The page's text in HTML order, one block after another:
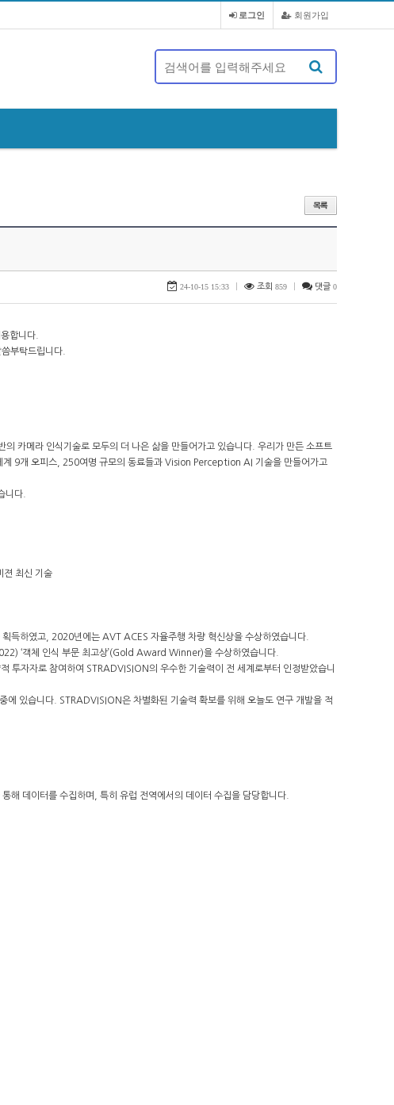
회원가입
로그인
24-10-15 15:33 조회 859 댓글 0
합니다.
부탁드립니다.
메라 인식기술로 모두의 더 나은 삶을 만들어가고 있습니다. 우리가 만든 소프트
계 9개 오피스, 250여명 규모의 동료들과 Vision Perception AI 기술을 만들어가고
니다.
최신 기술
득하였고, 2020년에는 AVT ACES 자율주행 차량 혁신상을 수상하였습니다.
‘객체 인식 부문 최고상’(Gold Award Winner)을 수상하였습니다.
자자로 참여하여 STRADVISION의 우수한 기술력이 전 세계로부터 인정받았습니
있습니다. STRADVISION은 차별화된 기술력 확보를 위해 오늘도 연구 개발을 적
데이터를 수집하며, 특히 유럽 전역에서의 데이터 수집을 담당합니다.